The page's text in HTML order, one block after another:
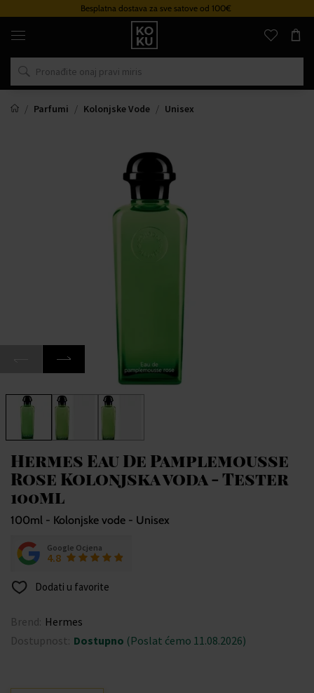
Besplatna dostava za sve satove od 100€
Originalni
parfemi
satovi
na
mjestu
Parfumi
Kolonjske Vode Unisex
Hermes Eau De Pamplemousse
Rose Kolonjska voda - Tester
100ml
100ml - Kolonjske vode - Unisex
Google Ocjena
4.8
Dodati u favorite
Brend: Hermes
Dostupnost: Dostupno (Poslat ćemo 11.08.2026)